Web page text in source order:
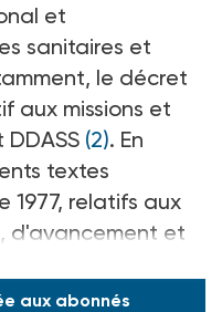
et
sanitaires et
le décret
aux missions et
(2). En
textes
relatifs aux
d'avancement et
aux abonnés